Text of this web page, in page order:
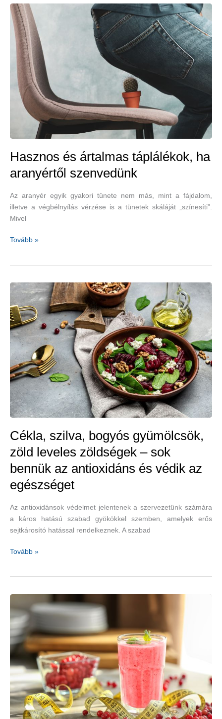
és
zöldségek
szilvás-
céklasaláta-
recepttel
Hasznos és ártalmas táplálékok, ha
aranyértől szenvedünk
Az aranyér egyik gyakori tünete nem más, mint a fájdalom,
illetve a végbélnyílás vérzése is a tünetek skáláját „színesíti”.
Mivel
Hasznos
ha
aranyértől
szenvedünk
Tovább »
Cékla, szilva, bogyós gyümölcsök,
zöld leveles zöldségek – sok
bennük az antioxidáns és védik az
egészséget
Az antioxidánsok védelmet jelentenek a szervezetünk számára
a káros hatású szabad gyökökkel szemben, amelyek erős
sejtkárosító hatással rendelkeznek. A szabad
Cékla,
zöld
leveles
zöldségek
sok
bennük
az
antioxidáns
és
védik
az
Tovább »